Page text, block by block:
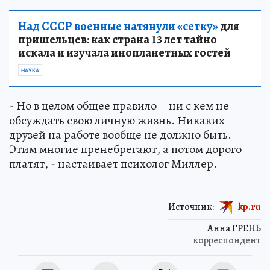
Над СССР военные натянули «сетку»для
пришельцев: как страна 13 лет тайно
искала и изучала инопланетных гостей
НАУКА
- Но в целом общее правило – ни с кем не
обсуждать свою личную жизнь. Никаких
друзей на работе вообще не должно быть.
Этим многие пренебрегают, а потом дорого
платят, - настаивает психолог Миллер.
Анна ГРЕНЬ
корреспондент
Источник: kp.ru